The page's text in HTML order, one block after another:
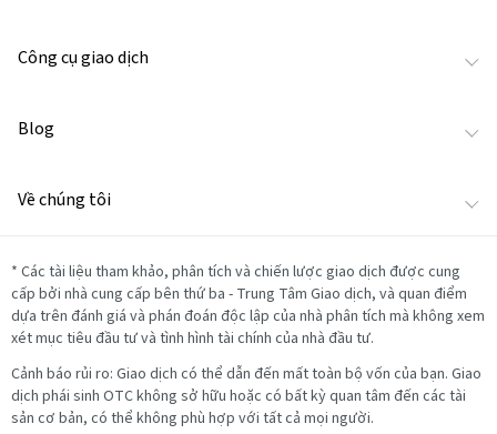
Công cụ giao dịch
Blog
Về chúng tôi
* Các tài liệu tham khảo, phân tích và chiến lược giao dịch được cung
cấp bởi nhà cung cấp bên thứ ba - Trung Tâm Giao dịch, và quan điểm
dựa trên đánh giá và phán đoán độc lập của nhà phân tích mà không xem
xét mục tiêu đầu tư và tình hình tài chính của nhà đầu tư.
Cảnh báo rủi ro: Giao dịch có thể dẫn đến mất toàn bộ vốn của bạn. Giao
dịch phái sinh OTC không sở hữu hoặc có bất kỳ quan tâm đến các tài
sản cơ bản, có thể không phù hợp với tất cả mọi người.